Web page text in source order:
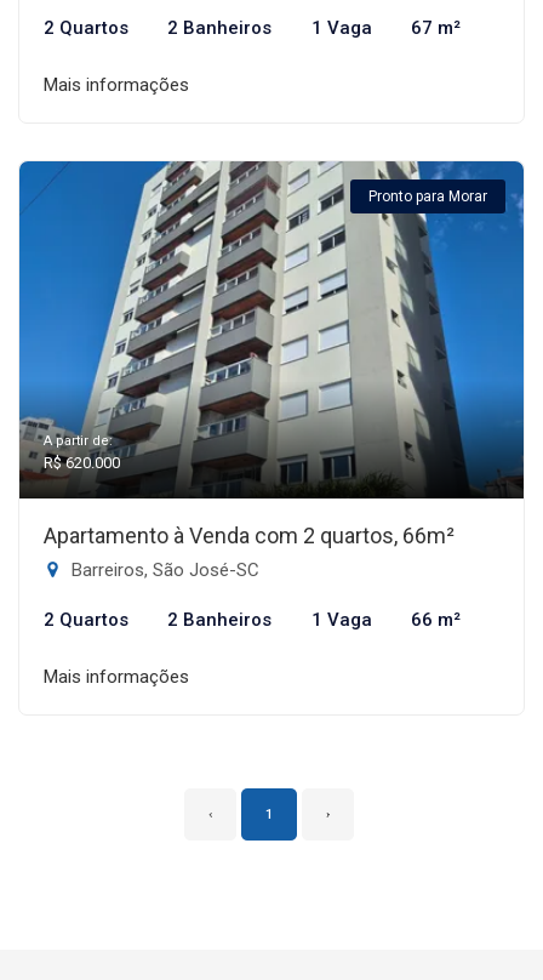
2 Quartos 2 Banheiros 1 Vaga 67 m²
Mais informações
Pronto para Morar
A partir de:
R$ 620.000
Apartamento à Venda com 2 quartos, 66m²
Barreiros, São José-SC
2 Quartos 2 Banheiros 1 Vaga 66 m²
Mais informações
‹ 1 ›